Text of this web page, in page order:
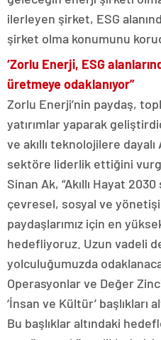
ilerleyen şirket, ESG
şirket olma konumunu
‘Zorlu Enerji, ESG
üretmeye odaklanıyor”
Zorlu Enerji’nin paydaş,
yatırımlar yaparak
ve akıllı teknolojilere dayalı
sektöre liderlik ettiğini
Sinan Ak, “Akıllı Hayat
çevresel, sosyal ve
paydaşlarımız için en
hedefliyoruz. Uzun vadeli
yolculuğumuzda
Operasyonlar ve Değer
‘İnsan ve Kültür’ başlıkları
Bu başlıklar altındaki